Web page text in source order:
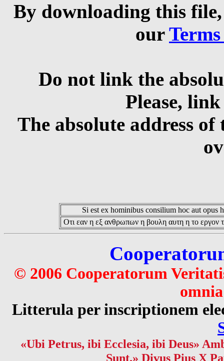
By downloading this
our
Do not link the
Please,
The absolute address
Si est ex hominibus consilium hoc aut opus
Οτι εαν η εξ ανθρωπων η βουλη αυτη η το εργον
© 2006 Cooperatorum
Litterula per inscriptionem
«Ubi Petrus, ibi Ecclesia, ibi Deus»
Sunt.» Divus Pius X